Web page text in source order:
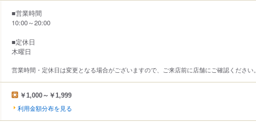
■営業時間
10:00～20:00
■定休日
木曜日
営業時間・定休日は変更となる場合がございますので、ご来店前に店舗にご確認ください。
￥1,000～￥1,999
利用金額分布を見る